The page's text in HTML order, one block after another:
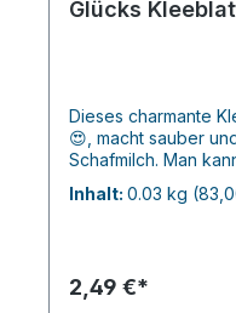
Glücks
Dieses charmante
😍, macht sauber
Schafmilch. Man
verschenken, in
zum Waschen
Inhalt: 0.03 kg
2,49 €*